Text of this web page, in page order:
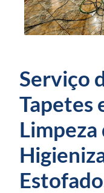
Serviço
Tapetes
Limpeza